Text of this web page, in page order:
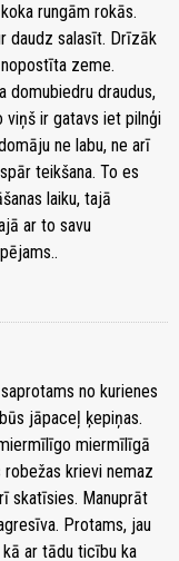
rungām rokās.
daudz salasīt. Drīzāk
zeme.
domubiedru draudus,
viņš ir gatavs iet pilnģi
ne labu, ne arī
teikšana. To es
laiku, tajā
ar to savu
no kurienes
jāpaceļ ķepiņas.
miermīlīgā
robežas krievi nemaz
skatīsies. Manuprāt
Protams, jau
ar tādu ticību ka